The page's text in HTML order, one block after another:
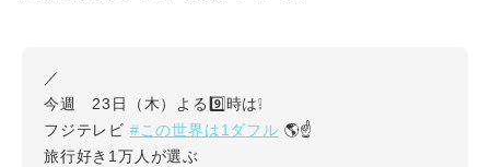
／
今週 23日（木）よる9️⃣時は❕
フジテレビ #この世界は1ダフル 🌎☝️
旅行好き1万人が選ぶ